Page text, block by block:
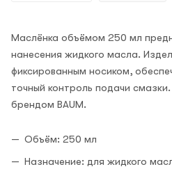
Маслёнка объёмом 250 мл
нанесения жидкого масла.
фиксированным носиком,
точный контроль подачи
брендом BAUM.
Объём: 250 мл
Назначение: для жидкого